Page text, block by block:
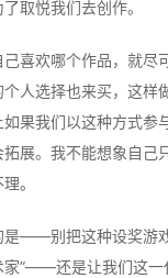
取悦我们去创作。
欢哪个作品，就尽可
人选择也来买，这样
果我们以这种方式参
拓展。我不能想象自
。
——别把这种设奖游戏
家”——还是让我们这一